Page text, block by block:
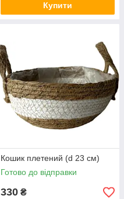
Купити
Кошик плетений (d 23 см)
Готово до відправки
330 ₴